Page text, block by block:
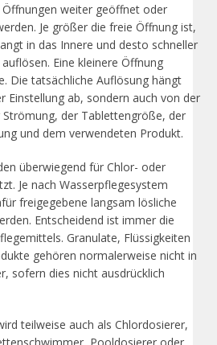
Öffnungen weiter geöffnet oder
Je größer die freie Öffnung ist,
in das Innere und desto schneller
Eine kleinere Öffnung
Die tatsächliche Auflösung hängt
Einstellung ab, sondern auch von der
der Tablettengröße, der
und dem verwendeten Produkt.
überwiegend für Chlor- oder
Je nach Wasserpflegesystem
freigegebene langsam lösliche
Entscheidend ist immer die
Granulate, Flüssigkeiten
gehören normalerweise nicht in
sofern dies nicht ausdrücklich
teilweise auch als Chlordosierer,
Pooldosierer oder